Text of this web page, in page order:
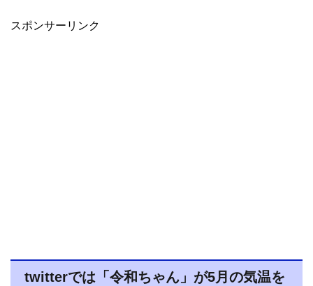
スポンサーリンク
twitterでは「令和ちゃん」が5月の気温を